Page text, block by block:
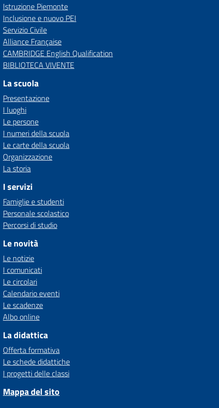
Istruzione Piemonte
Inclusione e nuovo PEI
Servizio Civile
Alliance Française
CAMBRIDGE English Qualification
BIBLIOTECA VIVENTE
La scuola
Presentazione
I luoghi
Le persone
I numeri della scuola
Le carte della scuola
Organizzazione
La storia
I servizi
Famiglie e studenti
Personale scolastico
Percorsi di studio
Le novità
Le notizie
I comunicati
Le circolari
Calendario eventi
Le scadenze
Albo online
La didattica
Offerta formativa
Le schede didattiche
I progetti delle classi
Mappa del sito